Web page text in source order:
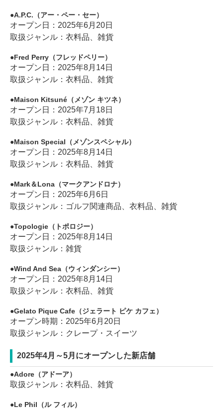
A.P.C.（アー・ペー・セー）
オープン日：2025年6月20日
取扱ジャンル：衣料品、雑貨
Fred Perry（フレッドペリー）
オープン日：2025年8月14日
取扱ジャンル：衣料品、雑貨
Maison Kitsuné（メゾン キツネ）
オープン日：2025年7月18日
取扱ジャンル：衣料品、雑貨
Maison Special（メゾンスペシャル）
オープン日：2025年8月14日
取扱ジャンル：衣料品、雑貨
Mark＆Lona（マークアンドロナ）
オープン日：2025年6月6日
取扱ジャンル：ゴルフ関連商品、衣料品、雑貨
Topologie（トポロジー）
オープン日：2025年8月14日
取扱ジャンル：雑貨
Wind And Sea（ウィンダンシー）
オープン日：2025年8月14日
取扱ジャンル：衣料品、雑貨
Gelato Pique Cafe（ジェラート ピケ カフェ）
オープン時期：2025年6月20日
取扱ジャンル：クレープ・スイーツ
2025年4月～5月にオープンした新店舗
Adore（アドーア）
取扱ジャンル：衣料品、雑貨
Le Phil（ル フィル）